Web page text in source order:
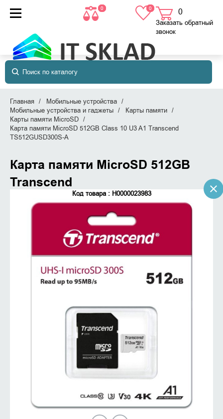
0 0 0
в корзине
Заказать обратный
звонок
Главная
Мобильные устройства
Мобильные устройства и гаджеты
Карты памяти
Карты памяти MicroSD
Карта памяти MicroSD 512GB Class 10 U3 A1 Transcend
TS512GUSD300S-A
Карта памяти MicroSD 512GB
Transcend
Код товара : Н0000023983